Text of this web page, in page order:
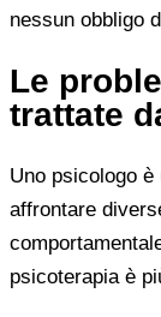
nessun obbligo
Le
trattate
Uno psicologo
affrontare
psicoterapia è